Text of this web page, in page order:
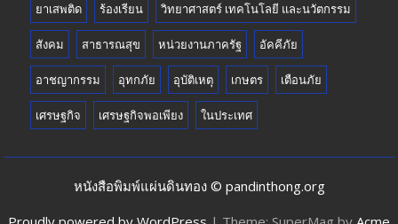
ยาเสพติด ร้องเรียน วิทยาศาสตร์ เทคโนโลยี และนวัตกรรม
สังคม สาธารณสุข หน่วยงานภาครัฐ อัคคีภัย
อาชญากรรม อุทกภัย อุบัติเหตุ เกษตร เตือนภัย
เศรษฐกิจ เศรษฐกิจพอเพียง ในประเทศ
หนังสือพิมพ์แผ่นดินทอง © pandinthong.org